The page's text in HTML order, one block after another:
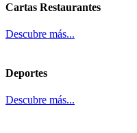
Cartas Restaurantes
Descubre más...
Deportes
Descubre más...